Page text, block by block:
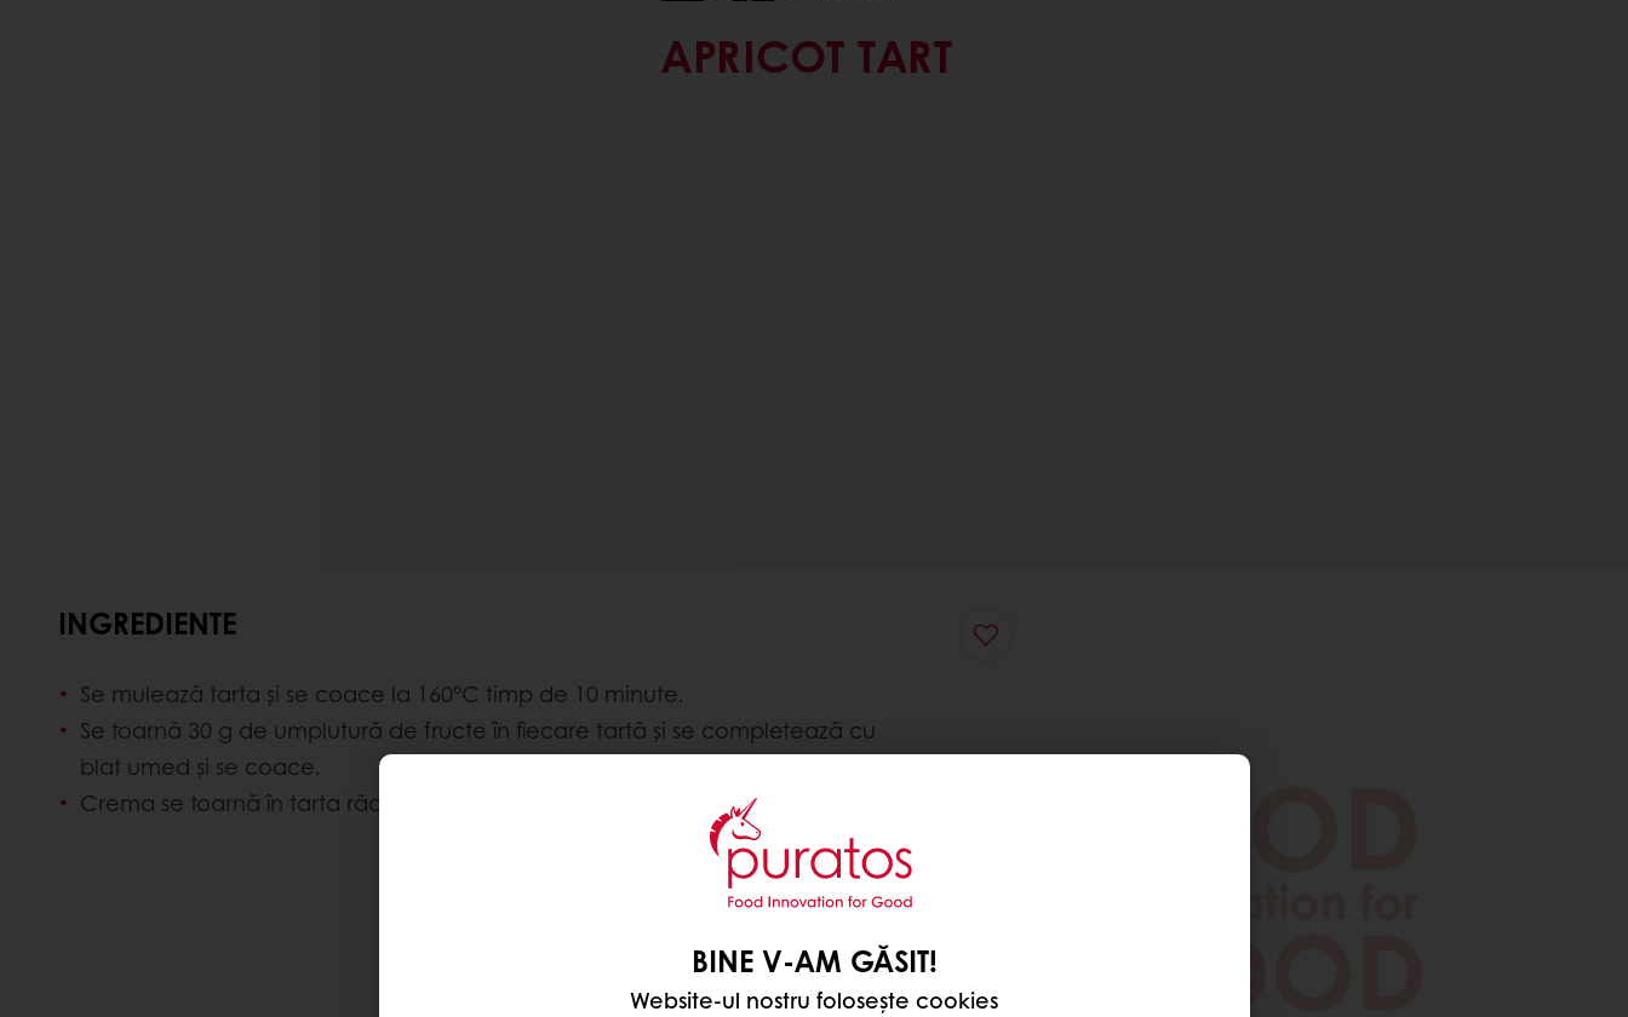
APRICOT TART
INGREDIENTE
Se mulează tarta și se coace la 160°C timp de 10 minute.
Se toarnă 30 g de umplutură de fructe în fiecare tartă și se completează cu
blat umed și se coace.
Crema se toarnă în tarta răcită și se glasează cu
Harmony Classic Briant
BINE V-AM GĂSIT!
Website-ul nostru folosește cookies